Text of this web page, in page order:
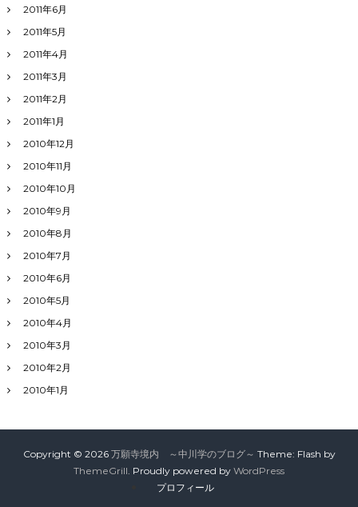
2011年6月
2011年5月
2011年4月
2011年3月
2011年2月
2011年1月
2010年12月
2010年11月
2010年10月
2010年9月
2010年8月
2010年7月
2010年6月
2010年5月
2010年4月
2010年3月
2010年2月
2010年1月
Copyright © 2026 万願寺境内 ～中川学のブログ～ Theme: Flash by
ThemeGrill. Proudly powered by WordPress
プロフィール